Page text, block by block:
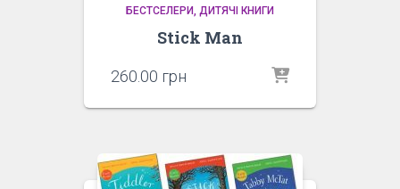
БЕСТСЕЛЕРИ ДИТЯЧІ КНИГИ
Stick Man
260.00 грн